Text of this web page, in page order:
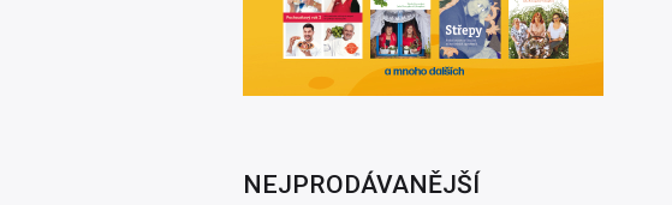
NEJPRODÁVANĚJŠÍ